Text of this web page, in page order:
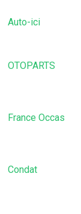
Auto-ici
OTOPARTS
France Occas
Condat